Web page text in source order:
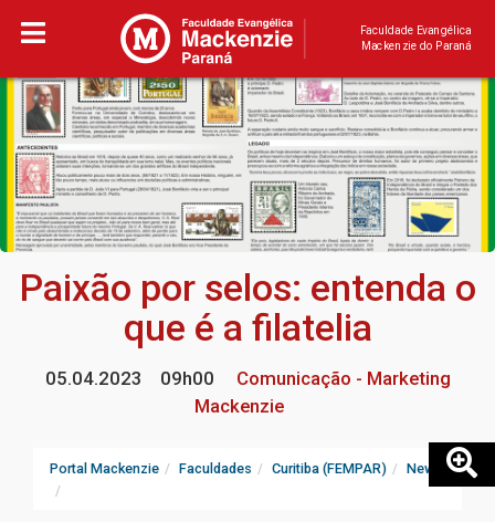
Faculdade Evangélica
Mackenzie do Paraná
Paixão por selos: entenda o
que é a filatelia
05.04.2023 09h00
Comunicação - Marketing
Mackenzie
Portal Mackenzie Faculdades Curitiba (FEMPAR) News